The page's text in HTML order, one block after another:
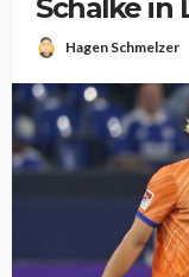
Schalke in
Hagen Schmelzer